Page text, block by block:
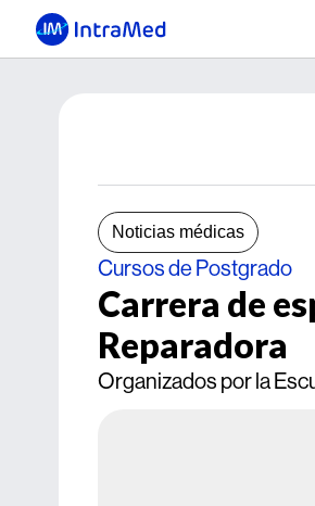
Noticias médicas
Cursos de Postgrado
Carrera de
Reparadora
Organizados por la